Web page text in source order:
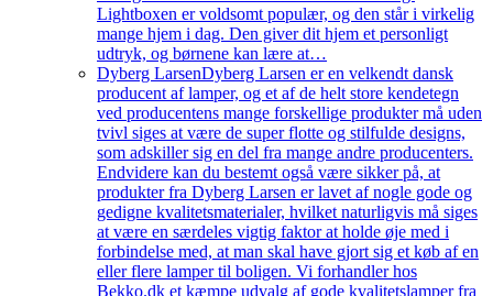
Lightboxen er voldsomt populær, og den står i virkelig
mange hjem i dag. Den giver dit hjem et personligt
udtryk, og børnene kan lære at…
Dyberg LarsenDyberg Larsen er en velkendt dansk
producent af lamper, og et af de helt store kendetegn
ved producentens mange forskellige produkter må uden
tvivl siges at være de super flotte og stilfulde designs,
som adskiller sig en del fra mange andre producenters.
Endvidere kan du bestemt også være sikker på, at
produkter fra Dyberg Larsen er lavet af nogle gode og
gedigne kvalitetsmaterialer, hvilket naturligvis må siges
at være en særdeles vigtig faktor at holde øje med i
forbindelse med, at man skal have gjort sig et køb af en
eller flere lamper til boligen. Vi forhandler hos
Bekko.dk et kæmpe udvalg af gode kvalitetslamper fra